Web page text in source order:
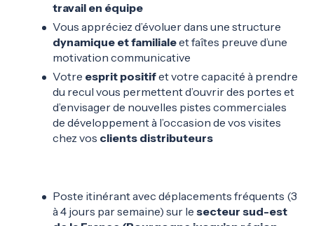
travail en équipe
Vous appréciez d’évoluer dans une structure
dynamique et familialeet faîtes preuve d’une
motivation communicative
Votre esprit positifet votre capacité à prendre
du recul vous permettent d’ouvrir des portes et
d’envisager de nouvelles pistes commerciales
de développement à l’occasion de vos visites
chez vos clients distributeurs
Poste itinérant avec déplacements fréquents (3
à 4 jours par semaine) sur le secteur sud-est